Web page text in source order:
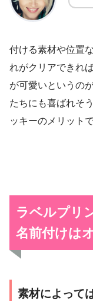
付ける素材や位置
れがクリアできれ
が可愛いというの
たちにも喜ばれそ
ッキーのメリット
ラベルプリ
名前付けは
素材によって